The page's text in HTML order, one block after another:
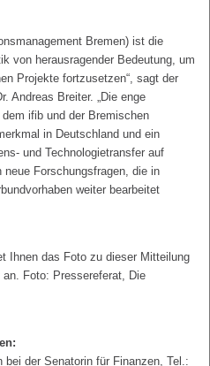
Bremen) ist die
von herausragender Bedeutung, um
Projekte fortzusetzen“, sagt der
Andreas Breiter. „Die enge
ifib und der Bremischen
in Deutschland und ein
und Technologietransfer auf
neue Forschungsfragen, die in
weiter bearbeitet
Ihnen das Foto zu dieser Mitteilung
Foto: Pressereferat, Die
bei der Senatorin für Finanzen, Tel.: